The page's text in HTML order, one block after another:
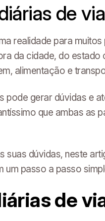
de
realidade para
da cidade, do estado
alimentação e
pode gerar dúvidas e
que ambas as
suas dúvidas, neste
um passo a passo
de